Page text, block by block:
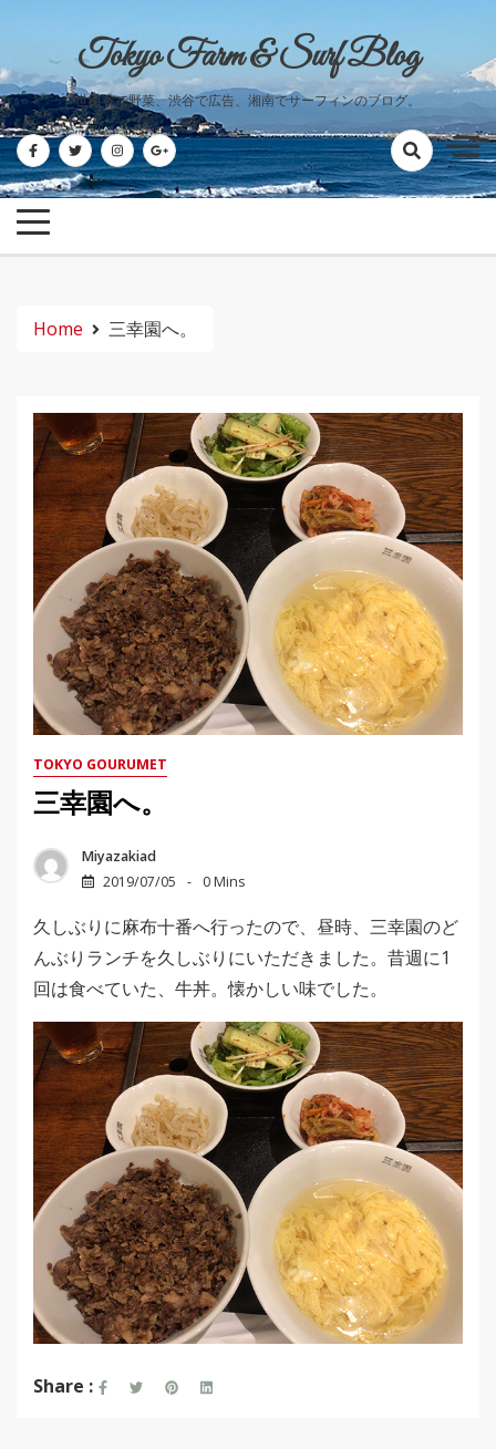
content
Tokyo Farm & Surf Blog
世田谷で野菜、渋谷で広告、湘南でサーフィンのブログ。
Home 三幸園へ。
TOKYO GOURUMET
三幸園へ。
Miyazakiad
2019/07/05
0 Mins
久しぶりに麻布十番へ行ったので、昼時、三幸園のど
んぶりランチを久しぶりにいただきました。昔週に1
回は食べていた、牛丼。懐かしい味でした。
Share :